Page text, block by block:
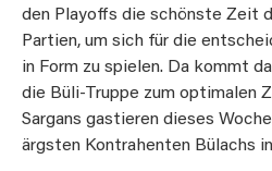
den Playoffs die schönste Zeit
Partien, um sich für die
in Form zu spielen. Da kommt
die Büli-Truppe zum optimalen
Sargans gastieren dieses
ärgsten Kontrahenten Bülachs